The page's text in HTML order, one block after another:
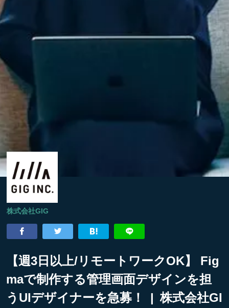
株式会社GIG
【週3日以上/リモートワークOK】 Fig
maで制作する管理画面デザインを担
うUIデザイナーを急募！ | 株式会社GI